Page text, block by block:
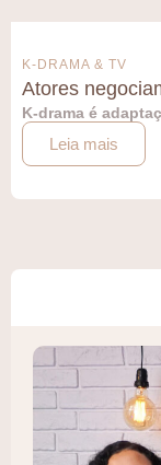
K-DRAMA & TV
Atores
K-drama é
Leia mais